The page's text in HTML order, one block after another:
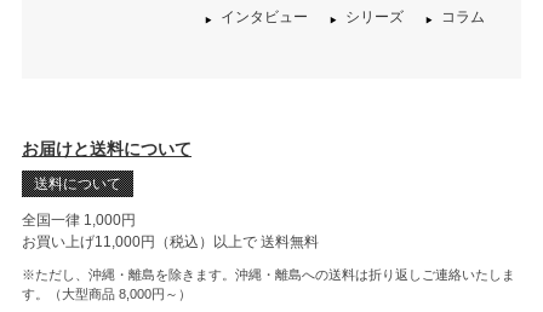
インタビュー シリーズ コラム
お届けと送料について
送料について
全国一律 1,000円
お買い上げ11,000円（税込）以上で 送料無料
※ただし、沖縄・離島を除きます。沖縄・離島への送料は折り返しご連絡いたしま
す。（大型商品 8,000円～）